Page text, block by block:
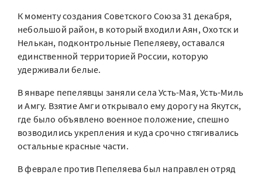
К моменту создания Советского Союза 31 декабря,
небольшой район, в который входили Аян, Охотск и
Нелькан, подконтрольные Пепеляеву, оставался
единственной территорией России, которую
удерживали белые.
В январе пепелявцы заняли села Усть-Мая, Усть-Миль
и Амгу. Взятие Амги открывало ему дорогу на Якутск,
где было объявлено военное положение, спешно
возводились укрепления и куда срочно стягивались
остальные красные части.
В феврале против Пепеляева был направлен отряд